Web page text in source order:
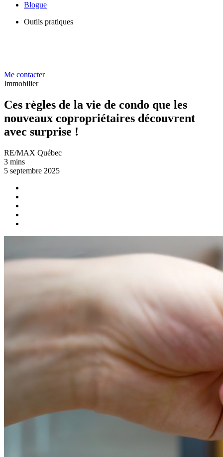
Blogue
Outils pratiques
Me contacter
Immobilier
Ces règles de la vie de condo que les
nouveaux copropriétaires découvrent
avec surprise !
RE/MAX Québec
3 mins
5 septembre 2025